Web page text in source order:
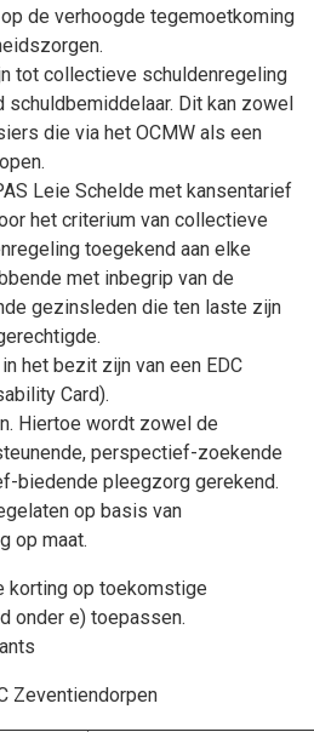
de verhoogde tegemoetkoming
tot collectieve schuldenregeling
schuldbemiddelaar. Dit kan zowel
die via het OCMW als een
Leie Schelde met kansentarief
het criterium van collectieve
toegekend aan elke
met inbegrip van de
gezinsleden die ten laste zijn
het bezit zijn van een EDC
Card).
Hiertoe wordt zowel de
perspectief-zoekende
biedende pleegzorg gerekend.
op basis van
op maat.
korting op toekomstige
onder e) toepassen.
Zeventiendorpen